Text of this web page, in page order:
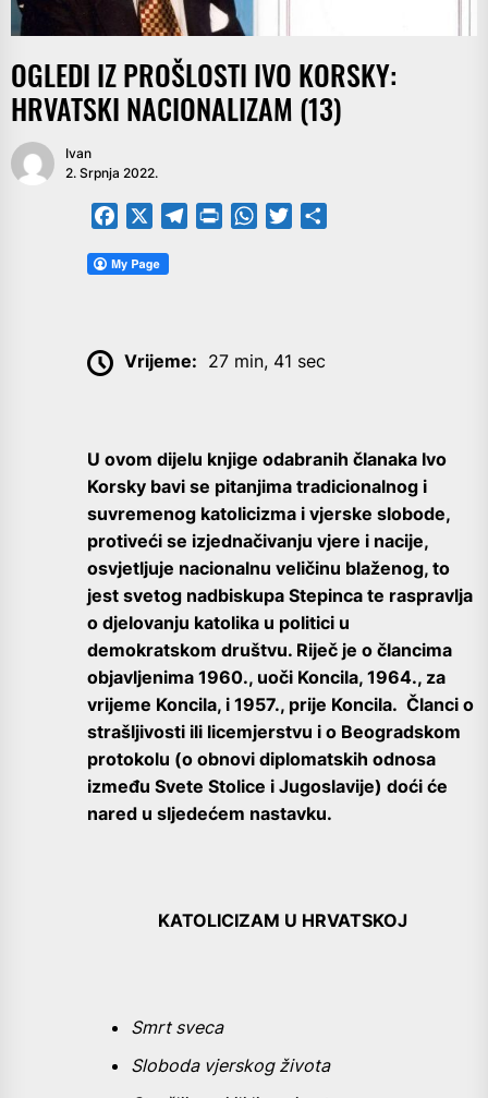
OGLEDI IZ PROŠLOSTI IVO KORSKY:
HRVATSKI NACIONALIZAM (13)
Ivan
2. Srpnja 2022.
Facebook TelegramPrintFriendly
WhatsApp
Twitter
Vrijeme: 27 min, 41 sec
U ovom dijelu knjige odabranih članaka Ivo
Korsky bavi se pitanjima tradicionalnog i
suvremenog katolicizma i vjerske slobode,
protiveći se izjednačivanju vjere i nacije,
osvjetljuje nacionalnu veličinu blaženog, to
jest svetog nadbiskupa Stepinca te raspravlja
o djelovanju katolika u politici u
demokratskom društvu. Riječ je o člancima
objavljenima 1960., uoči Koncila, 1964., za
vrijeme Koncila, i 1957., prije Koncila. Članci o
strašljivosti ili licemjerstvu i o Beogradskom
protokolu (o obnovi diplomatskih odnosa
između Svete Stolice i Jugoslavije) doći će
nared u sljedećem nastavku.
KATOLICIZAM U HRVATSKOJ
Smrt sveca
Sloboda vjerskog života